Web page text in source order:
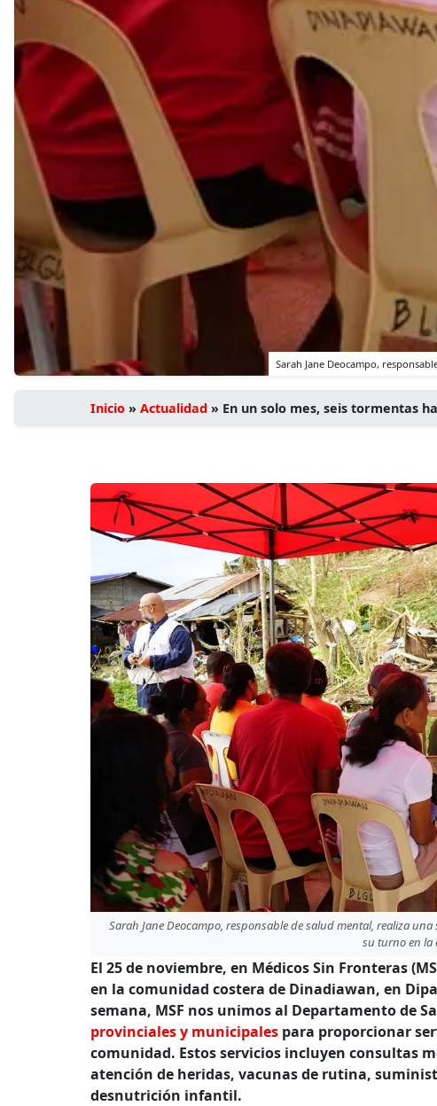
Sarah Jane Deocampo,
Inicio » Actualidad » En un solo mes, seis tormentas
Sarah Jane Deocampo, responsable de salud mental, realiza
su turno en la
El 25 de noviembre, en Médicos Sin Fronteras
en la comunidad costera de Dinadiawan, en
semana, MSF nos unimos al Departamento de
provinciales y municipales para proporcionar
comunidad. Estos servicios incluyen consultas
atención de heridas, vacunas de rutina,
desnutrición infantil.